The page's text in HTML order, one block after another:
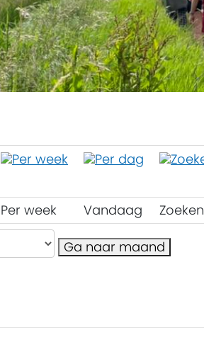
Per week Vandaag Zoeken
Ga naar maand